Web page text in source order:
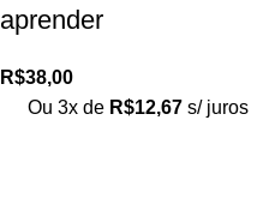
aprender
R$38,00
Ou 3x de R$12,67 s/ juros